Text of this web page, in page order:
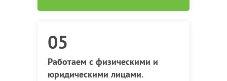
Работаем с физическими и
юридическими лицами.